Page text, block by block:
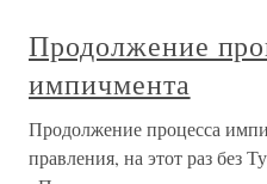
Продолжение
импичмента
Продолжение процесса
правления, на этот раз без